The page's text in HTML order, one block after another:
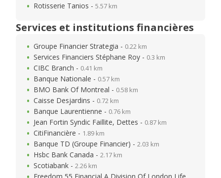
Rotisserie Tanios - 5.57 km
Services et institutions financières
Groupe Financier Strategia - 0.22 km
Services Financiers Stéphane Roy - 0.3 km
CIBC Branch - 0.41 km
Banque Nationale - 0.57 km
BMO Bank Of Montreal - 0.58 km
Caisse Desjardins - 0.72 km
Banque Laurentienne - 0.76 km
Jean Fortin Syndic Faillite, Dettes - 0.87 km
CitiFinancière - 1.89 km
Banque TD (Groupe Financier) - 2.03 km
Hsbc Bank Canada - 2.17 km
Scotiabank - 2.26 km